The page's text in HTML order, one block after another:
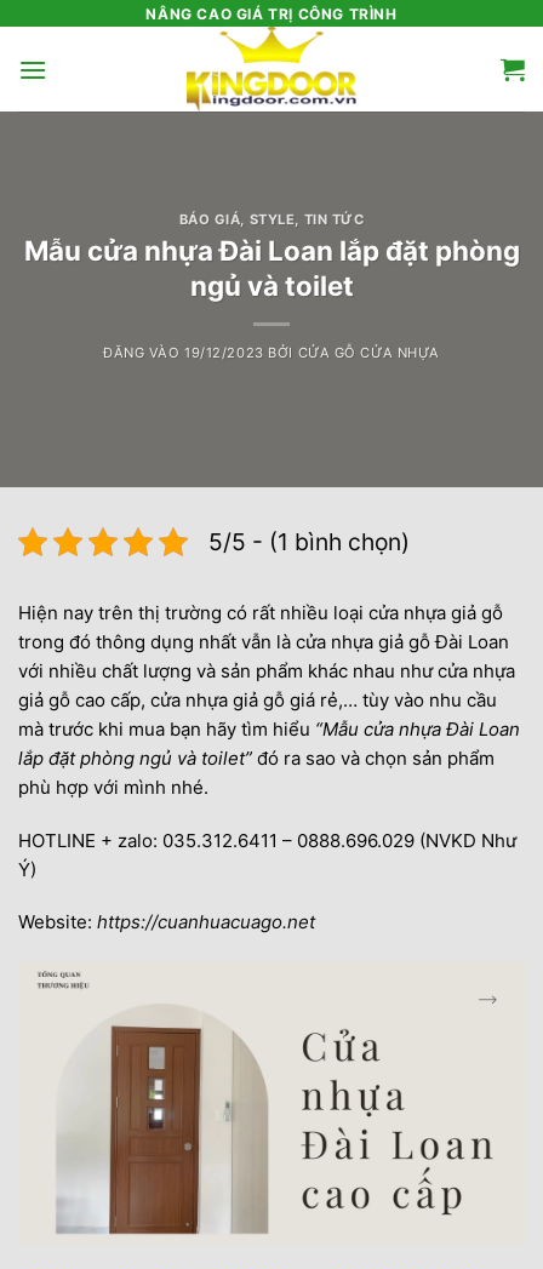
nội
NÂNG CAO GIÁ TRỊ CÔNG TRÌNH
BÁO GIÁ STYLE TIN TỨC
Mẫu cửa nhựa Đài Loan lắp đặt phòng
ngủ và toilet
ĐĂNG VÀO19/12/2023 BỞI CỬA GỖ CỬA NHỰA
5/5 - (1 bình chọn)
Hiện nay trên thị trường có rất nhiều loại cửa nhựa giả gỗ
trong đó thông dụng nhất vẫn là cửa nhựa giả gỗ Đài Loan
với nhiều chất lượng và sản phẩm khác nhau như cửa nhựa
giả gỗ cao cấp, cửa nhựa giả gỗ giá rẻ,… tùy vào nhu cầu
mà trước khi mua bạn hãy tìm hiểu “Mẫu cửa nhựa Đài Loan
lắp đặt phòng ngủ và toilet” đó ra sao và chọn sản phẩm
phù hợp với mình nhé.
HOTLINE + zalo: 035.312.6411 – 0888.696.029 (NVKD Như
Ý)
Website: https://cuanhuacuago.net